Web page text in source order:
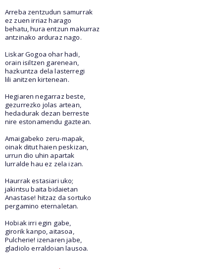
Arreba zentzudun samurrak
ez zuen irriaz harago
behatu, hura entzun makurraz
antzinako arduraz nago.
Liskar Gogoa ohar hadi,
orain isiltzen garenean,
hazkuntza dela lasterregi
lili anitzen kirtenean.
Hegiaren negarraz beste,
gezurrezko jolas artean,
hedadurak dezan berreste
nire estonamendu gaztean.
Amaigabeko zeru-mapak,
oinak ditut haien peskizan,
urrun dio uhin apartak
lurralde hau ez zela izan.
Haurrak estasiari uko;
jakintsu baita bidaietan
Anastase! hitzaz da sortuko
pergamino eternaletan.
Hobiak irri egin gabe,
girorik kanpo, aitasoa,
Pulcherie! izenaren jabe,
gladiolo erraldoian lausoa.